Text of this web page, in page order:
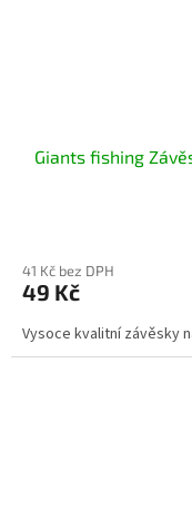
Giants fishing
41 Kč bez DPH
49 Kč
Vysoce kvalitní závěsky